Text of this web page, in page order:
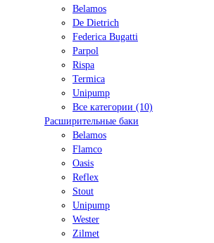
Belamos
De Dietrich
Federica Bugatti
Parpol
Rispa
Termica
Unipump
Все категории (10)
Расширительные баки
Belamos
Flamco
Oasis
Reflex
Stout
Unipump
Wester
Zilmet